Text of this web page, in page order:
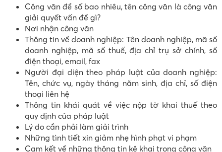
Công văn đề số bao nhiêu, tên công văn là công văn
giải quyết vấn đề gì?
Nơi nhận công văn
Thông tin về doanh nghiệp: Tên doanh nghiệp, mã số
doanh nghiệp, mã số thuế, địa chỉ trụ sở chính, số
điện thoại, email, fax
Người đại diện theo pháp luật của doanh nghiệp:
Tên, chức vụ, ngày tháng năm sinh, địa chỉ, số điện
thoại liên hệ
Thông tin khái quát về việc nộp tờ khai thuế theo
quy định của pháp luật
Lý do cần phải làm giải trình
Những tình tiết xin giảm nhẹ hình phạt vi phạm
Cam kết về những thông tin kê khai trong công văn